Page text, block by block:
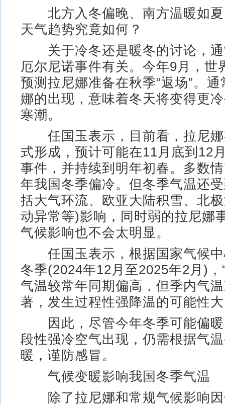
北方入冬偏晚、南方温暖如夏
天气趋势究竟如何？
关于冷冬还是暖冬的讨论，通
厄尔尼诺事件有关。今年9月，世
预测拉尼娜准备在秋季“返场”。
娜的出现，意味着冬天将变得更
寒潮。
任国玉表示，目前看，拉尼娜
式形成，预计可能在11月底到12
事件，并持续到明年初春。多数
年我国冬季偏冷。但冬季气温还
括大气环流、欧亚大陆积雪、北
动异常等)影响，同时弱的拉尼娜
气候影响也不会太明显。
任国玉表示，根据国家气候中
冬季(2024年12月至2025年2月)，
气温较常年同期偏高，但季内气
著，发生过程性强降温的可能性大
因此，尽管今年冬季可能偏暖
段性强冷空气出现，仍需根据气
暖，谨防感冒。
气候变暖影响我国冬季气温
除了拉尼娜和常规气候影响因